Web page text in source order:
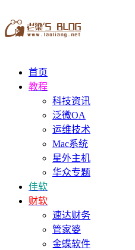
首页
教程
科技资讯
泛微OA
运维技术
Mac系统
星外主机
华众专题
佳软
财软
速达财务
管家婆
金蝶软件